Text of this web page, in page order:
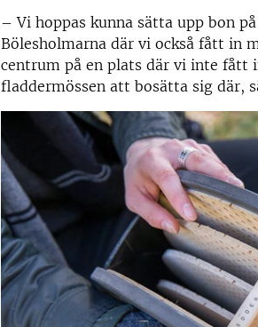
– Vi hoppas kunna sätta upp bon
Bölesholmarna där vi också fått in
centrum på en plats där vi inte fått
fladdermössen att bosätta sig där,